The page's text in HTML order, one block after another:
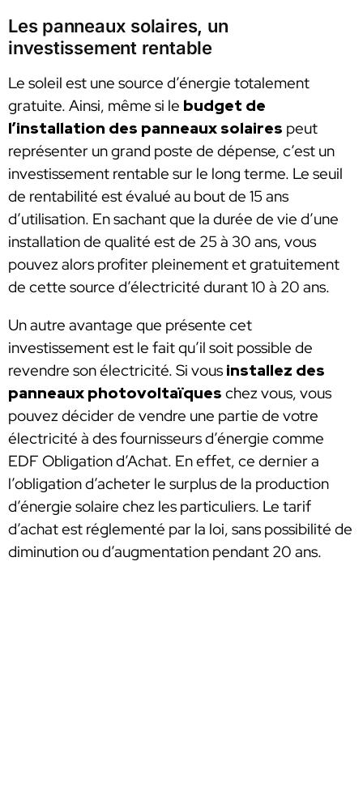
Les panneaux solaires, un
investissement rentable
Le soleil est une source d’énergie totalement
gratuite. Ainsi, même si le budget de
l’installation des panneaux solaires peut
représenter un grand poste de dépense, c’est un
investissement rentable sur le long terme. Le seuil
de rentabilité est évalué au bout de 15 ans
d’utilisation. En sachant que la durée de vie d’une
installation de qualité est de 25 à 30 ans, vous
pouvez alors profiter pleinement et gratuitement
de cette source d’électricité durant 10 à 20 ans.
Un autre avantage que présente cet
investissement est le fait qu’il soit possible de
revendre son électricité. Si vous installez des
panneaux photovoltaïques chez vous, vous
pouvez décider de vendre une partie de votre
électricité à des fournisseurs d’énergie comme
EDF Obligation d’Achat. En effet, ce dernier a
l’obligation d’acheter le surplus de la production
d’énergie solaire chez les particuliers. Le tarif
d’achat est réglementé par la loi, sans possibilité de
diminution ou d’augmentation pendant 20 ans.